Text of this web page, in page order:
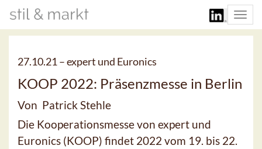
27.10.21 –expert und Euronics
KOOP 2022: Präsenzmesse in Berlin
Von Patrick Stehle
Die Kooperationsmesse von expert und
Euronics (KOOP) findet 2022 vom 19. bis 22.